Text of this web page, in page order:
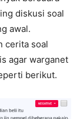
diskusi soal
awal.
cerita soal
agar warganet
berikut.